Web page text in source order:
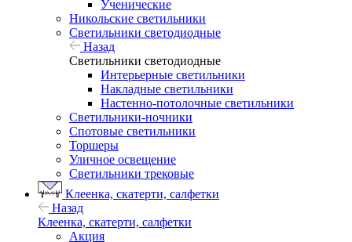
Ученические
Никольские светильники
Светильники светодиодные
Назад
Светильники светодиодные
Интерьерные светильники
Накладные светильники
Настенно-потолочные светильники
Светильники-ночники
Спотовые светильники
Торшеры
Уличное освещение
Светильники трековые
Клеенка, скатерти, салфетки
Назад
Клеенка, скатерти, салфетки
Акция